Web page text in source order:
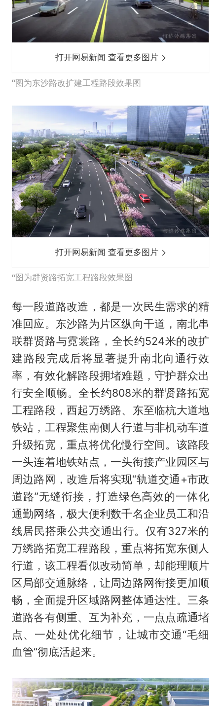
打开网易新闻 查看更多图片
图为东沙路改扩建工程路段效果图
打开网易新闻 查看更多图片
图为群贤路拓宽工程路段效果图
每一段道路改造，都是一次民生需求的精
准回应。东沙路为片区纵向干道，南北串
联群贤路与霓裳路，全长约524米的改扩
建路段完成后将显著提升南北向通行效
率，有效化解路段拥堵难题，守护群众出
行安全顺畅。全长约808米的群贤路拓宽
工程路段，西起万绣路、东至临杭大道地
铁站，工程聚焦南侧人行道与非机动车道
升级拓宽，重点将优化慢行空间。该路段
一头连着地铁站点，一头衔接产业园区与
周边路网，改造后将实现“轨道交通+市政
道路”无缝衔接，打造绿色高效的一体化
通勤网络，极大便利数千名企业员工和沿
线居民搭乘公共交通出行。仅有327米的
万绣路拓宽工程路段，重点将拓宽东侧人
行道，该工程看似改动简单，却能理顺片
区局部交通脉络，让周边路网衔接更加顺
畅，全面提升区域路网整体通达性。三条
道路各有侧重、互为补充，一点点疏通堵
点、一处处优化细节，让城市交通“毛细
血管”彻底活起来。